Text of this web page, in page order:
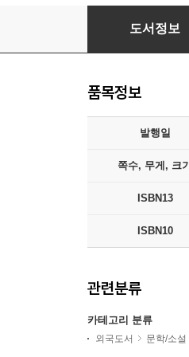
Mr Mercedes
도서정보
품목정보
발행일
쪽수, 무게, 크기
ISBN13
ISBN10
관련분류
카테고리 분류
외국도서 문학/소설